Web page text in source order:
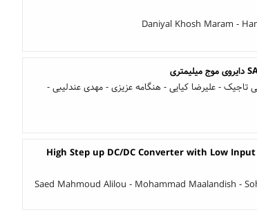
Daniyal Khosh Maram -
تاجیک - علیرضا کیایی - هنگامه عزیزی - مهدی عندلیبی -
High Step up DC/DC Converter with Low
Saed Mahmoud Alilou - Mohammad Maalandish -